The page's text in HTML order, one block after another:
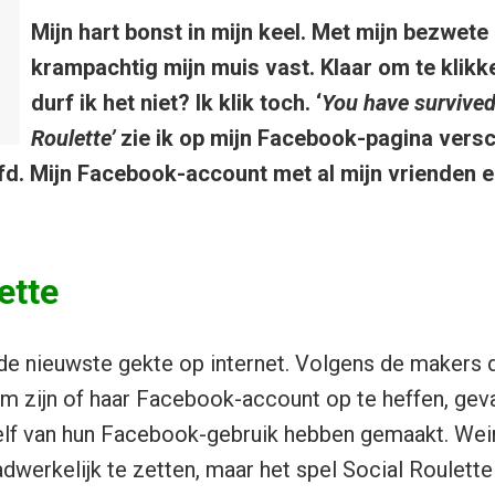
Mijn hart bonst in mijn keel. Met mijn bezwete
krampachtig mijn muis vast. Klaar om te
durf ik het niet? Ik klik toch. ‘You have
Roulette’zie ik op mijn Facebook-pagina
Mijn Facebook-account met al mijn vrienden
nieuwste gekte op internet. Volgens de makers
zijn of haar Facebook-account op te heffen,
van hun Facebook-gebruik hebben gemaakt.
te zetten, maar het spel Social